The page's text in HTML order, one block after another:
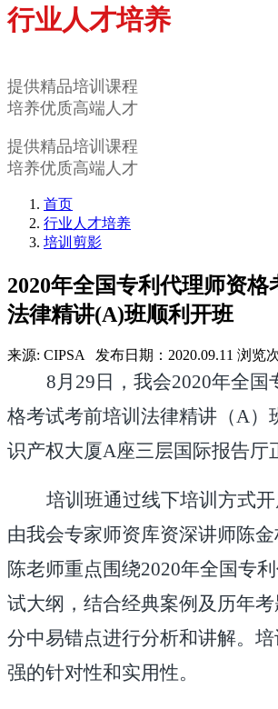
行业人才培养
提供精品培训课程
培养优质高端人才
提供精品培训课程
培养优质高端人才
首页
行业人才培养
培训剪影
2020年全国专利代理师资格
法律精讲(A)班顺利开班
来源: CIPSA 发布日期：2020.09.11 浏览
8月 29 日，我会2020年全国
格考试考前培训法律精讲（A）
识产权大厦A座三层国际报告厅
培训班通过线下培训方式开
由我会专家师资库资深讲师陈金
陈老师重点围绕2020年全国专
试大纲，结合经典案例及 历年
分中易错点进行分析和讲解。
强的针对性和实用性。